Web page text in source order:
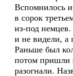
Вспомнилось
в сорок
из-под
и не видели, а
Раньше был
потом пришли
разогнали.